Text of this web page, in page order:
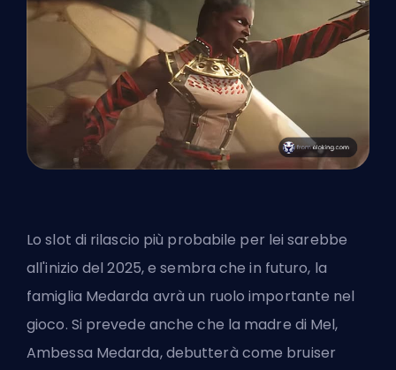
Lo slot di rilascio più probabile per lei sarebbe
all'inizio del 2025, e sembra che in futuro, la
famiglia Medarda avrà un ruolo importante nel
gioco. Si prevede anche che la madre di Mel,
Ambessa Medarda, debutterà come bruiser